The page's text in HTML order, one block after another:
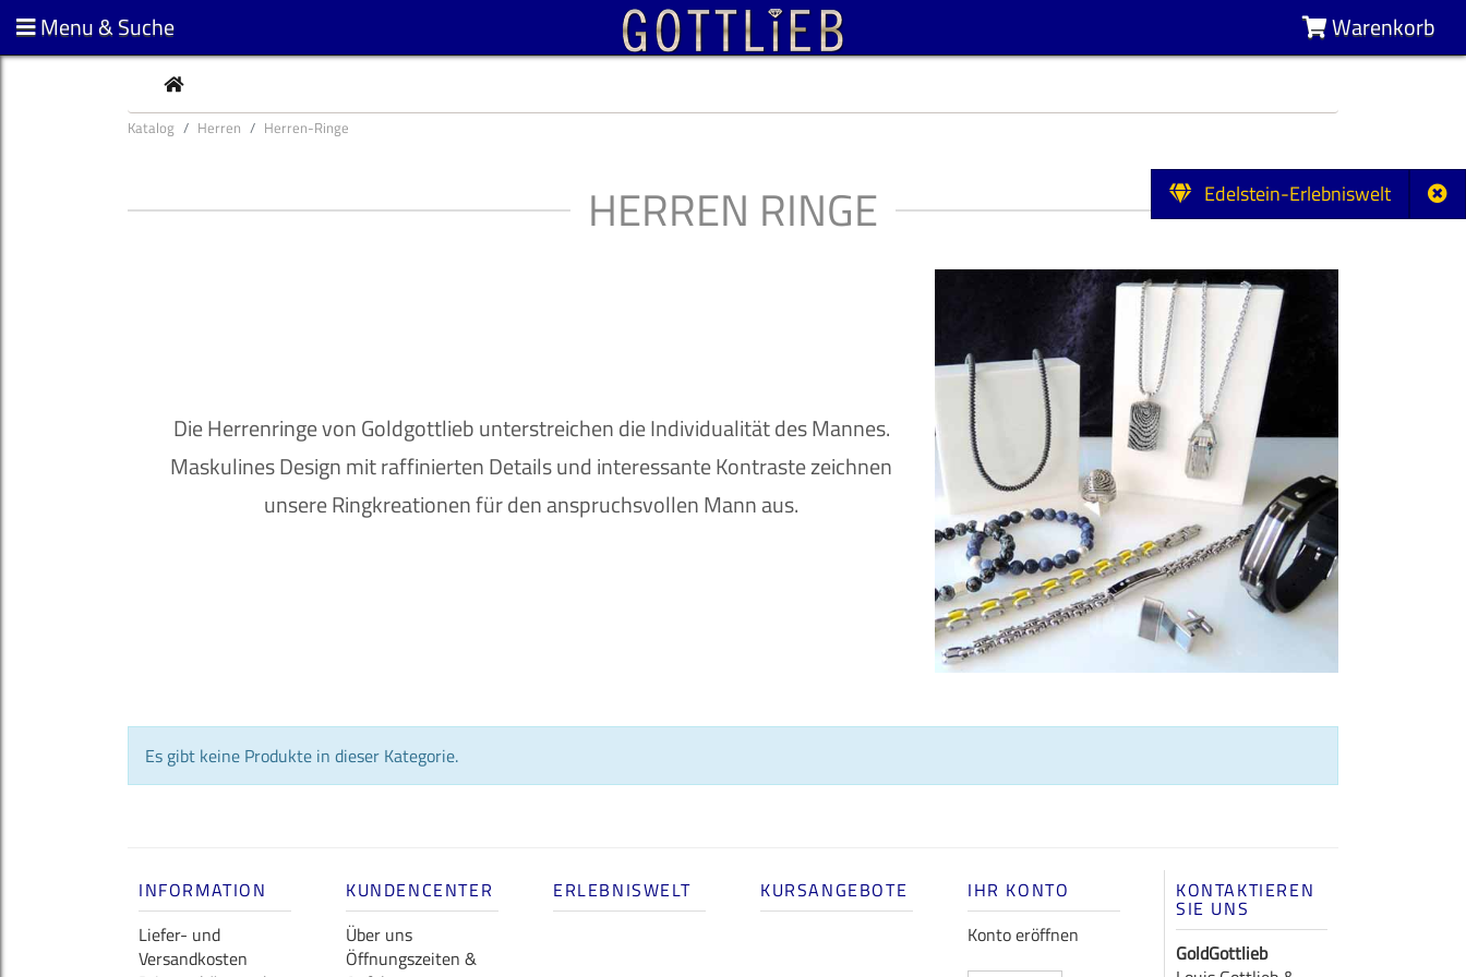
Edelstein-Erlebniswelt
Menu & Suche Warenkorb
CURRENT
Katalog Herren Herren-Ringe
HERREN RINGE
Die Herrenringe von Goldgottlieb unterstreichen die Individualität des Mannes.
Maskulines Design mit raffinierten Details und interessante Kontraste zeichnen
unsere Ringkreationen für den anspruchsvollen Mann aus.
Es gibt keine Produkte in dieser Kategorie.
INFORMATION
Liefer- und
Versandkosten
KUNDENCENTER
Über uns
Öffnungszeiten &
ERLEBNISWELT KURSANGEBOTE
IHR KONTO
Konto eröffnen
KONTAKTIEREN
SIE UNS
GoldGottlieb